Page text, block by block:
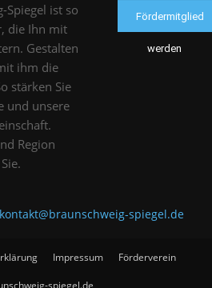
Spiegel ist so
die Ihn mit
Gestalten
ihm die
stärken Sie
und unsere
Region
Fördermitglied
werden
kontakt@braunschweig-spiegel.de
Impressum Förderverein
spiegel.de